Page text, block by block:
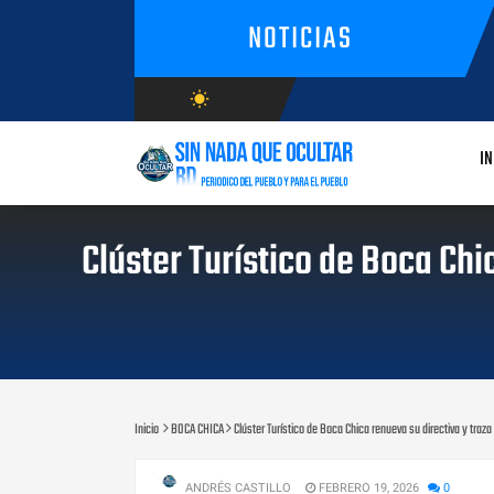
NOTICIAS
wb_sunny
AGOSTO/7/2026
Clúster Turístico de Boca
Inicio BOCA CHICA Clúster Turístico de Boca Chica renueva su directiva y
ANDRÉS CASTILLO FEBRERO 19, 2026 0